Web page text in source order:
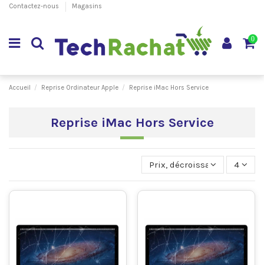
Contactez-nous Magasins
0
Accueil Reprise Ordinateur Apple Reprise iMac Hors Service
Reprise iMac Hors Service
Prix, décroissant 4